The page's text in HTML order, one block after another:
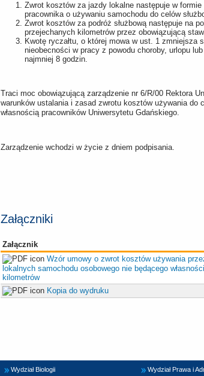
Zwrot kosztów za jazdy lokalne następuje w
pracownika o używaniu samochodu do celów
Zwrot kosztów za podróż służbową następuje na
przejechanych kilometrów przez obowiązującą
Kwotę ryczałtu, o której mowa w ust. 1
nieobecności w pracy z powodu choroby, urlopu
najmniej 8 godzin.
Traci moc obowiązującą zarządzenie nr 6/R/00 Rektora
warunków ustalania i zasad zwrotu kosztów używania do
własnością pracowników Uniwersytetu Gdańskiego.
Zarządzenie wchodzi w życie z dniem podpisania.
Załączniki
Załącznik
Wzór umowy o zwrot kosztów używania
lokalnych samochodu osobowego nie będącego
kilometrów
Kopia do wydruku
Wydział Biologii
Wydział Prawa i